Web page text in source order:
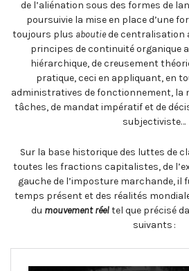
de l’aliénation sous des formes de
poursuivie la mise en place d’une
toujours plus aboutiede centralisation
principes de continuité organique
hiérarchique, de creusement
pratique, ceci en appliquant, en
administratives de fonctionnement, la
tâches, de mandat impératif et de
subjectiviste…
Sur la base historique des luttes de
toutes les fractions capitalistes, de
gauche de l’imposture marchande, il
temps présent et des réalités
du mouvement réeltel que précisé
suivants :